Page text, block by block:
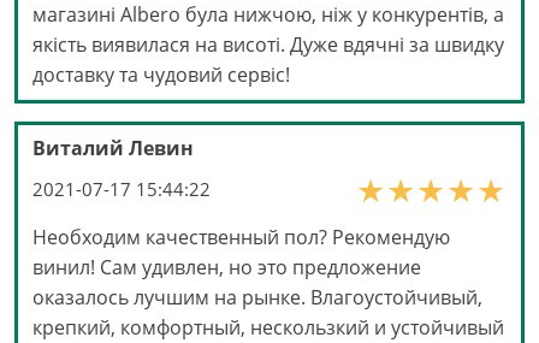
магазині Albero була нижчою, ніж у конкурентів, а
якість виявилася на висоті. Дуже вдячні за швидку
доставку та чудовий сервіс!
Виталий Левин
2021-07-17 15:44:22
Необходим качественный пол? Рекомендую
винил! Сам удивлен, но это предложение
оказалось лучшим на рынке. Влагоустойчивый,
крепкий, комфортный, нескользкий и устойчивый